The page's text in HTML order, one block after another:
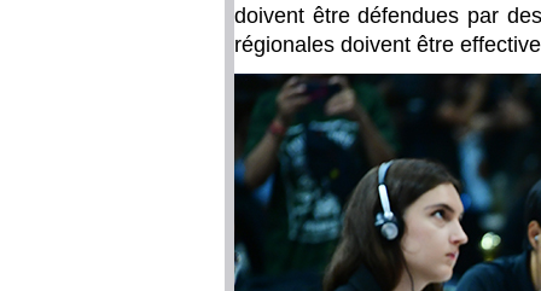
doivent être défendues par
régionales doivent être